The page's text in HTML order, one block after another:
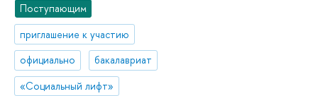
Поступающим
приглашение к участию
официально
бакалавриат
«Социальный лифт»